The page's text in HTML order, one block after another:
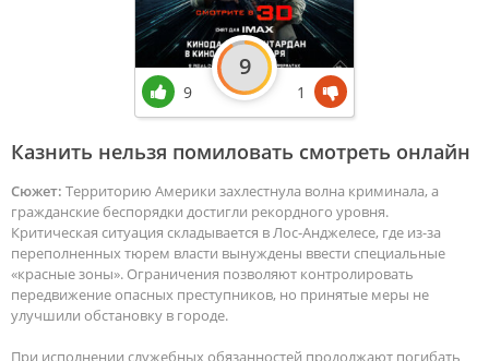
Казнить нельзя помиловать смотреть онлайн
Сюжет: Территорию Америки захлестнула волна криминала, а
гражданские беспорядки достигли рекордного уровня.
Критическая ситуация складывается в Лос-Анджелесе, где из-за
переполненных тюрем власти вынуждены ввести специальные
«красные зоны». Ограничения позволяют контролировать
передвижение опасных преступников, но принятые меры не
улучшили обстановку в городе.
9
9
1